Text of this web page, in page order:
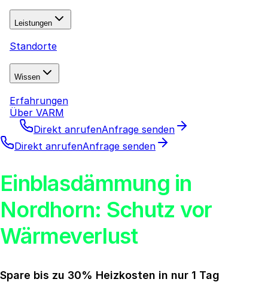
Leistungen
Standorte
Wissen
Erfahrungen
Über VARM
Direkt anrufenAnfrage senden
Direkt anrufenAnfrage senden
Einblasdämmung in
Nordhorn: Schutz vor
Wärmeverlust
Spare bis zu 30% Heizkosten in nur 1 Tag